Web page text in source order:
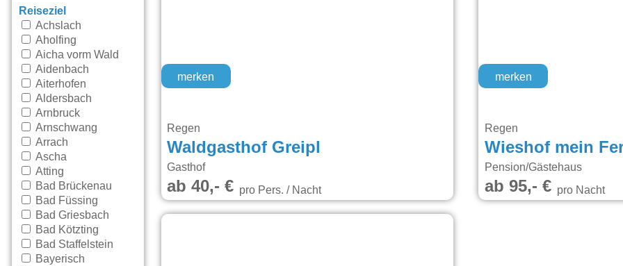
Reiseziel
Achslach
Aholfing
Aicha vorm Wald
Aidenbach
Aiterhofen
Aldersbach
Arnbruck
Arnschwang
Arrach
Ascha
Atting
Bad Brückenau
Bad Füssing
Bad Griesbach
Bad Kötzting
Bad Staffelstein
Bayerisch
merken
Regen
Waldgasthof Greipl
Gasthof
ab 40,- € pro Pers. / Nacht
merken
Regen
Wieshof mein
Pension/Gästehaus
ab 95,- €pro Nacht